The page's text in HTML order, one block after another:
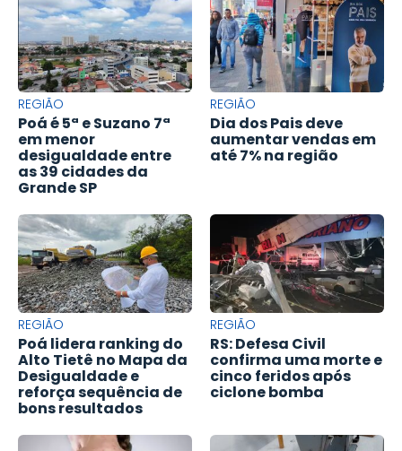
REGIÃO
Poá é 5ª e Suzano 7ª
em menor
desigualdade entre
as 39 cidades da
Grande SP
REGIÃO
Dia dos Pais deve
aumentar vendas em
até 7% na região
REGIÃO
Poá lidera ranking do
Alto Tietê no Mapa da
Desigualdade e
reforça sequência de
bons resultados
REGIÃO
RS: Defesa Civil
confirma uma morte e
cinco feridos após
ciclone bomba